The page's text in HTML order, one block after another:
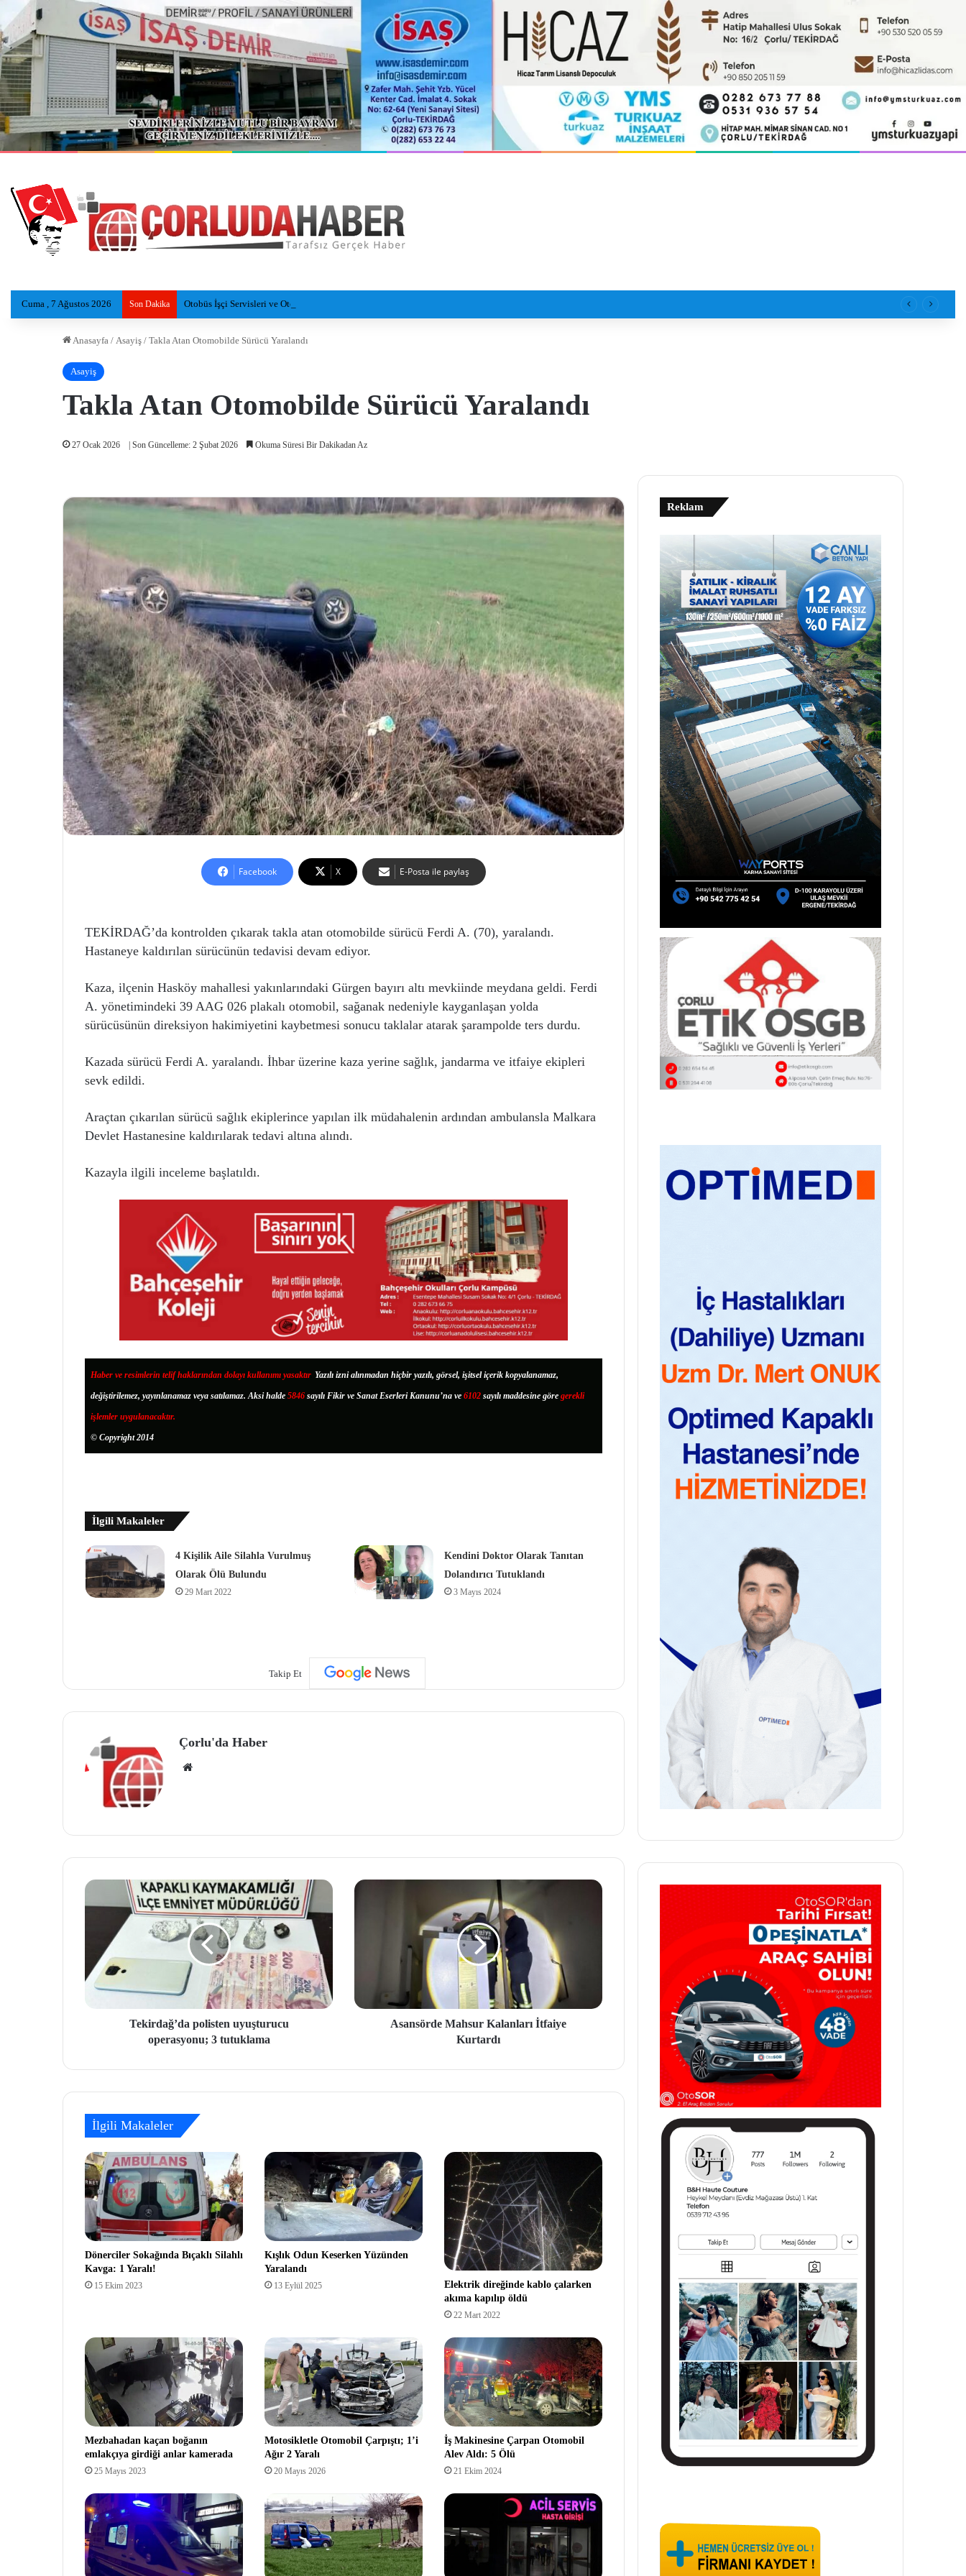
Cuma , 7 Ağustos 2026 Son Dakika Otobüs İşçi Servisleri ve Otomobile Çarptı: 29 Yaralı
Anasayfa / Asayiş / Takla Atan Otomobilde Sürücü Yaralandı
Asayiş
Takla Atan Otomobilde Sürücü Yaralandı
27 Ocak 2026 | Son Güncelleme: 2 Şubat 2026 Okuma Süresi Bir Dakikadan Az
Facebook X E-Posta ile paylaş
TEKİRDAĞ’da kontrolden çıkarak takla atan otomobilde sürücü Ferdi A. (70), yaralandı.
Hastaneye kaldırılan sürücünün tedavisi devam ediyor.
Kaza, ilçenin Hasköy mahallesi yakınlarındaki Gürgen bayırı altı mevkiinde meydana geldi. Ferdi
A. yönetimindeki 39 AAG 026 plakalı otomobil, sağanak nedeniyle kayganlaşan yolda
sürücüsünün direksiyon hakimiyetini kaybetmesi sonucu taklalar atarak şarampolde ters durdu.
Kazada sürücü Ferdi A. yaralandı. İhbar üzerine kaza yerine sağlık, jandarma ve itfaiye ekipleri
sevk edildi.
Araçtan çıkarılan sürücü sağlık ekiplerince yapılan ilk müdahalenin ardından ambulansla Malkara
Devlet Hastanesine kaldırılarak tedavi altına alındı.
Kazayla ilgili inceleme başlatıldı.
Haber ve resimlerin telif haklarından dolayı kullanımı yasaktır. Yazılı izni alınmadan hiçbir yazılı, görsel, işitsel içerik kopyalanamaz,
değiştirilemez, yayınlanamaz veya satılamaz. Aksi halde 5846 sayılı Fikir ve Sanat Eserleri Kanunu’na ve 6102 sayılı maddesine göre gerekli
işlemler uygulanacaktır.
© Copyright 2014
İlgili Makaleler
4 Kişilik Aile Silahla Vurulmuş
Olarak Ölü Bulundu
29 Mart 2022
Kendini Doktor Olarak Tanıtan
Dolandırıcı Tutuklandı
3 Mayıs 2024
Takip Et
Çorlu'da Haber
Tekirdağ’da polisten uyuşturucu
operasyonu; 3 tutuklama
Asansörde Mahsur Kalanları İtfaiye
Kurtardı
İlgili Makaleler
Dönerciler Sokağında Bıçaklı Silahlı
Kavga: 1 Yaralı!
15 Ekim 2023
Kışlık Odun Keserken Yüzünden
Yaralandı
13 Eylül 2025
Elektrik direğinde kablo çalarken
akıma kapılıp öldü
22 Mart 2022
Mezbahadan kaçan boğanın
emlakçıya girdiği anlar kamerada
25 Mayıs 2023
Motosikletle Otomobil Çarpıştı; 1’i
Ağır 2 Yaralı
20 Mayıs 2026
İş Makinesine Çarpan Otomobil
Alev Aldı: 5 Ölü
21 Ekim 2024
Reklam